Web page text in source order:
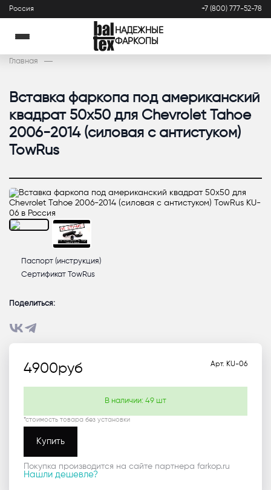
Россия +7 (800) 777-52-78
НАДЕЖНЫЕ
ФАРКОПЫ
Главная
Вставка фаркопа под американский
квадрат 50х50 для Chevrolet Tahoe
2006-2014 (силовая с антистуком)
TowRus
Паспорт (инструкция)
Сертификат TowRus
Поделиться:
Арт. KU-06
4900руб
В наличии: 49 шт
*стоимость товара без установки
Купить
Покупка производится на сайте партнера farkop.ru
Нашли дешевле?